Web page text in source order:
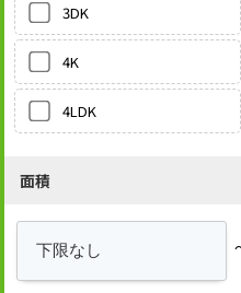
3DK
4K
4LDK
面積